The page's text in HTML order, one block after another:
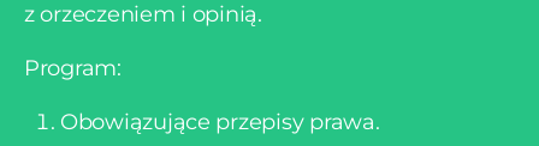
z orzeczeniem i opinią.
Program:
Obowiązujące przepisy prawa.